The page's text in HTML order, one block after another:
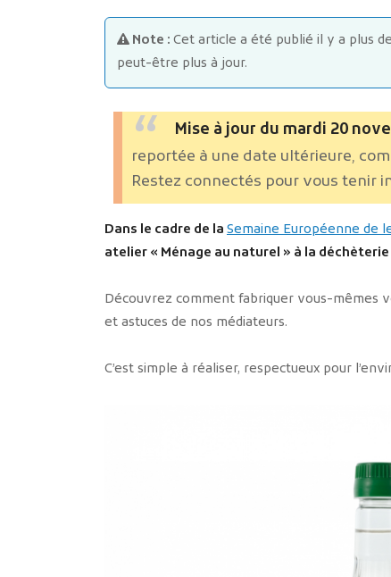
Note : Cet article a été publié il y a plus de
peut-être plus à jour.
Mise à jour du mardi 20
reportée à une date ultérieure,
Restez connectés pour vous tenir
Dans le cadre de la Semaine Européenne de
atelier « Ménage au naturel » à la déchèterie
Découvrez comment fabriquer vous-mêmes
et astuces de nos médiateurs.
C’est simple à réaliser, respectueux pour